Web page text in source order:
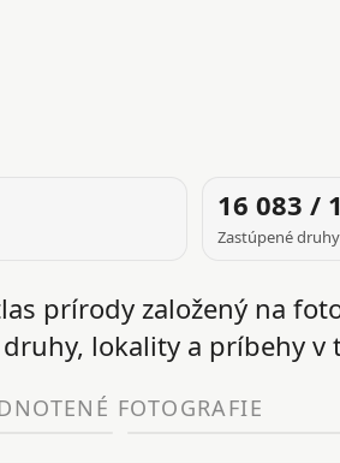
16 083 /
Zastúpené druhy
prírody založený na
lokality a príbehy
FOTOGRAFIE